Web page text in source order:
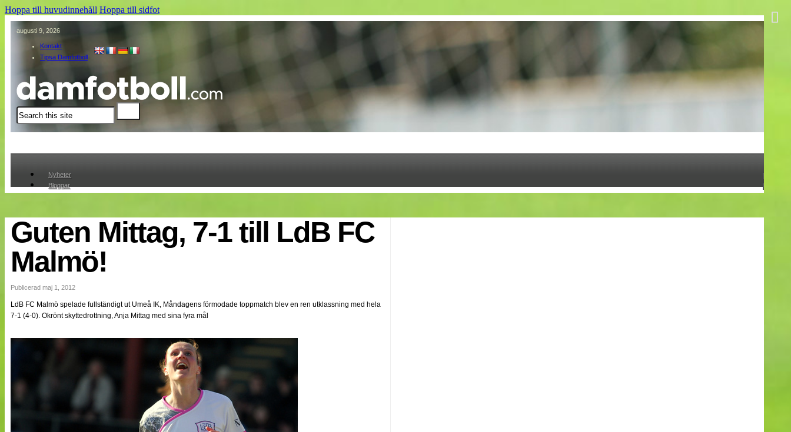
Hoppa till huvudinnehåll Hoppa till sidfot
augusti 9, 2026
Kontakt
Tipsa Damfotboll
Sök
Nyheter
Bloggar
Cuper
Medlemmar
Medlemsbilder
Om oss
NÄTverket
Nyheter
Lagen
Medlemsbilder
Till klubbkassan
NÄTverket
Guten Mittag, 7-1 till LdB FC
Malmö!
Publicerad maj 1, 2012
LdB FC Malmö spelade fullständigt ut Umeå IK, Måndagens förmodade toppmatch blev en ren utklassning med hela
7-1 (4-0). Okrönt skyttedrottning, Anja Mittag med sina fyra mål